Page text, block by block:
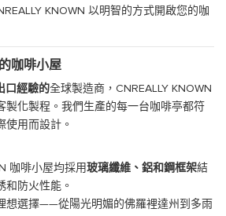
咖啡小屋
口經驗的全球製造商，CNREALLY KNOWN
製化製程。我們生產的每一台咖啡亭都符
使用而設計。
咖啡小屋均採用玻璃纖維、鋁和鋼框架結
和防火性能。
想選擇——從陽光明媚的佛羅裡達州到多雨